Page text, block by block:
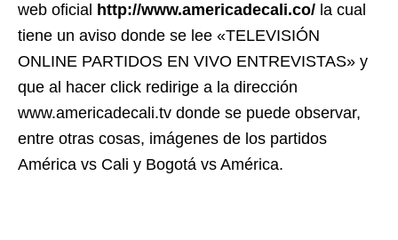
web oficial http://www.americadecali.co/ la cual
tiene un aviso donde se lee «TELEVISIÓN
ONLINE PARTIDOS EN VIVO ENTREVISTAS» y
que al hacer click redirige a la dirección
www.americadecali.tv donde se puede observar,
entre otras cosas, imágenes de los partidos
América vs Cali y Bogotá vs América.